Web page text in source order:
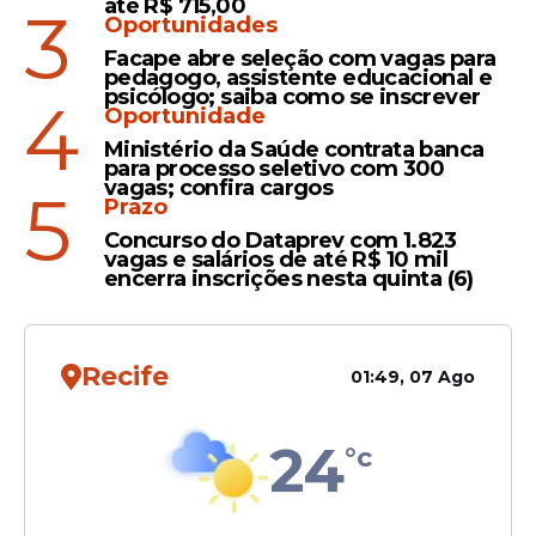
que promovem guerras:
'Mãos cheias de sangue'
Novidade
Primeira diocese criada no
Brasil pelo papa Leão XIV é
oficializada; saiba onde é
Veja Também
até R$ 715,00
3
Oportunidades
Facape abre seleção com vagas para
pedagogo, assistente educacional e
psicólogo; saiba como se inscrever
4
Oportunidade
Ministério da Saúde contrata banca
para processo seletivo com 300
vagas; confira cargos
5
Prazo
Concurso do Dataprev com 1.823
vagas e salários de até R$ 10 mil
encerra inscrições nesta quinta (6)
Recife 01:49, 07 Ago
24°c